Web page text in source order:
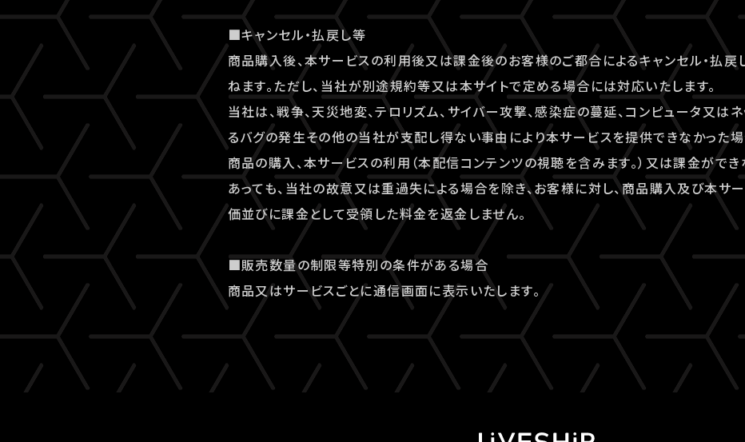
■キャンセル・払戻し等
商品購入後、本サービスの利用後又は課金後のお客様のご都合によるキャンセル・払
ねます。ただし、当社が別途規約等又は本サイトで定める場合には対応いたします。
当社は、戦争、天災地変、テロリズム、サイバー攻撃、感染症の蔓延、コンピュータ又は
るバグの発生その他の当社が支配し得ない事由により本サービスを提供できなかった
商品の購入、本サービスの利用（本配信コンテンツの視聴を含みます。）又は課金がで
あっても、当社の故意又は重過失による場合を除き、お客様に対し、商品購入及び本サ
価並びに課金として受領した料金を返金しません。
■販売数量の制限等特別の条件がある場合
商品又はサービスごとに通信画面に表示いたします。